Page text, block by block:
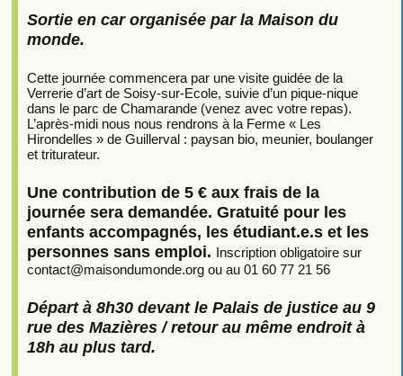
Sortie en car organisée par la Maison du
monde.
Cette journée commencera par une visite guidée de la
Verrerie d’art de Soisy-sur-Ecole, suivie d’un pique-nique
dans le parc de Chamarande (venez avec votre repas).
L’après-midi nous nous rendrons à la Ferme « Les
Hirondelles » de Guillerval : paysan bio, meunier, boulanger
et triturateur.
Une contribution de 5 € aux frais de la
journée sera demandée. Gratuité pour les
enfants accompagnés, les étudiant.e.s et les
personnes sans emploi. Inscription obligatoire sur
contact@maisondumonde.org ou au 01 60 77 21 56
Départ à 8h30 devant le Palais de justice au 9
rue des Mazières / retour au même endroit à
18h au plus tard.